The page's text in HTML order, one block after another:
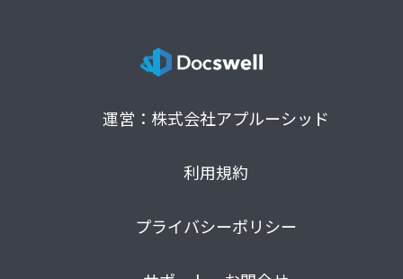
運営：株式会社アプルーシッド
利用規約
プライバシーポリシー